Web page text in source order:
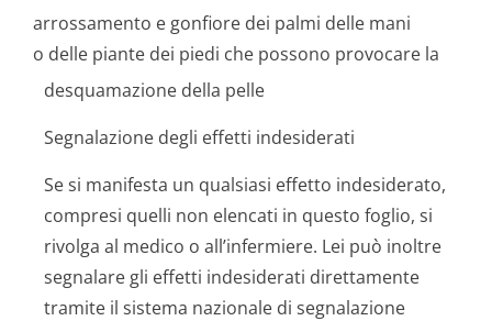
arrossamento e gonfiore dei palmi delle mani
o delle piante dei piedi che possono provocare la
desquamazione della pelle
Segnalazione degli effetti indesiderati
Se si manifesta un qualsiasi effetto indesiderato,
compresi quelli non elencati in questo foglio, si
rivolga al medico o all’infermiere. Lei può inoltre
segnalare gli effetti indesiderati direttamente
tramite il sistema nazionale di segnalazione